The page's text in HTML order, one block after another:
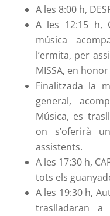
A les 8:00 h,
A les 12:15 h,
música
l’ermita, per
MISSA, en honor
Finalitzada la
general,
Música, es
on s’oferirà
assistents.
A les 17:30 h,
tots els
A les 19:30 h,
traslladaran